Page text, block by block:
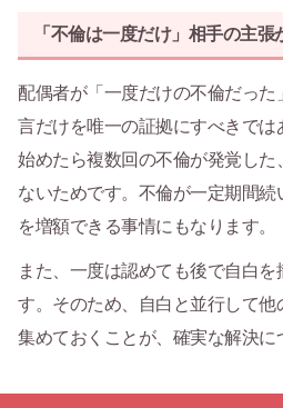
「不倫は一度だけ」相手の主張
配偶者が「一度だけの不倫だっ
言だけを唯一の証拠にすべきで
始めたら複数回の不倫が発覚した
ないためです。不倫が一定期間
を増額できる事情にもなります。
また、一度は認めても後で自白を
す。そのため、自白と並行して
集めておくことが、確実な解決に